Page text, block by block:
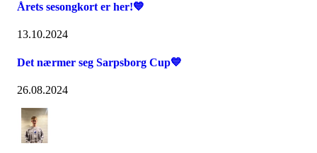
Årets sesongkort er her!💙
13.10.2024
Det nærmer seg Sarpsborg Cup💙
26.08.2024